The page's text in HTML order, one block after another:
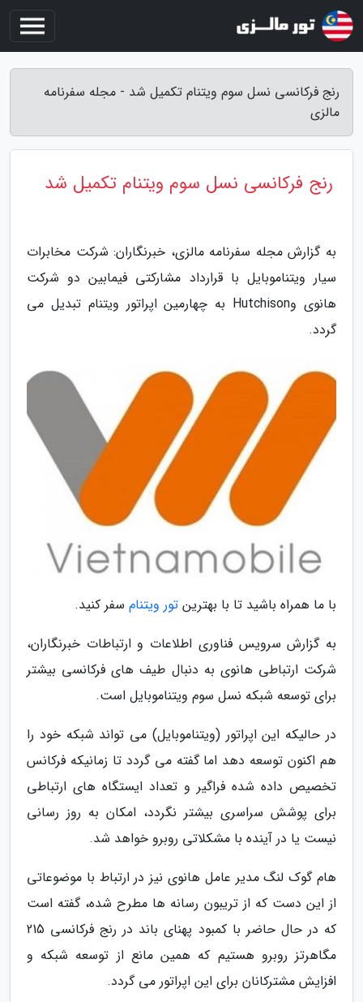
رنج فرکانسی نسل سوم ویتنام تکمیل شد - مجله سفرنامه
مالزی
رنج فرکانسی نسل سوم ویتنام تکمیل شد
به گزارش مجله سفرنامه مالزی، خبرنگاران: شرکت مخابرات
سیار ویتناموبایل با قرارداد مشارکتی فیمابین دو شرکت
هانوی وHutchison به چهارمین اپراتور ویتنام تبدیل می
گردد.
با ما همراه باشید تا با بهترین تور ویتنام سفر کنید.
به گزارش سرویس فناوری اطلاعات و ارتباطات خبرنگاران،
شرکت ارتباطی هانوی به دنبال طیف های فرکانسی بیشتر
برای توسعه شبکه نسل سوم ویتناموبایل است.
در حالیکه این اپراتور (ویتناموبایل) می تواند شبکه خود را
هم اکنون توسعه دهد اما گفته می گردد تا زمانیکه فرکانس
تخصیص داده شده فراگیر و تعداد ایستگاه های ارتباطی
برای پوشش سراسری بیشتر نگردد، امکان به روز رسانی
نیست یا در آینده با مشکلاتی روبرو خواهد شد.
هام گوک لنگ مدیر عامل هانوی نیز در ارتباط با موضوعاتی
از این دست که از تریبون رسانه ها مطرح شده، گفته است
که در حال حاضر با کمبود پهنای باند در رنج فرکانسی 215
مگاهرتز روبرو هستیم که همین مانع از توسعه شبکه و
افزایش مشترکانان برای این اپراتور می گردد.